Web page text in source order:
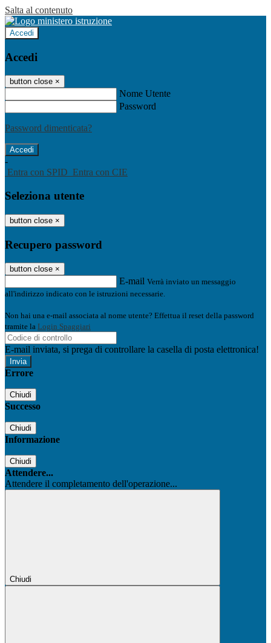
Salta al contenuto
Accedi
Accedi
button close ×
Nome Utente
Password
Password dimenticata?
-
Entra con SPID Entra con CIE
Seleziona utente
button close ×
Recupero password
button close ×
E-mail Verrà inviato un messaggio
all'indirizzo indicato con le istruzioni necessarie.
Non hai una e-mail associata al nome utente? Effettua il reset della password
tramite la Login Spaggiari
E-mail inviata, si prega di controllare la casella di posta elettronica!
Errore
Chiudi
Successo
Chiudi
Informazione
Chiudi
Attendere...
Attendere il completamento dell'operazione...
Chiudi